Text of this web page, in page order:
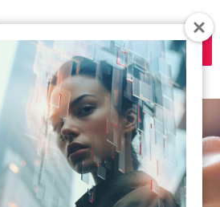
e Polizia di Stato
cibernetica